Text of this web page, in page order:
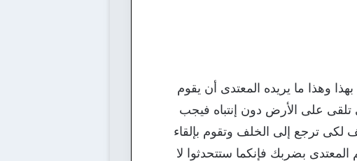
وهذا ما يريده المعتدى أن يقوم
تلقى على الأرض دون إنتباه فيجب
ترجع إلى الخلف وتقوم بإلقاء
بضربك فإنكما ستتحدثوا لا